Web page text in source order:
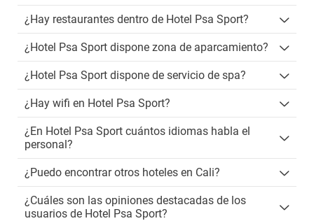
¿Hay restaurantes dentro de Hotel Psa Sport?
¿Hotel Psa Sport dispone zona de aparcamiento?
¿Hotel Psa Sport dispone de servicio de spa?
¿Hay wifi en Hotel Psa Sport?
¿En Hotel Psa Sport cuántos idiomas habla el
personal?
¿Puedo encontrar otros hoteles en Cali?
¿Cuáles son las opiniones destacadas de los
usuarios de Hotel Psa Sport?